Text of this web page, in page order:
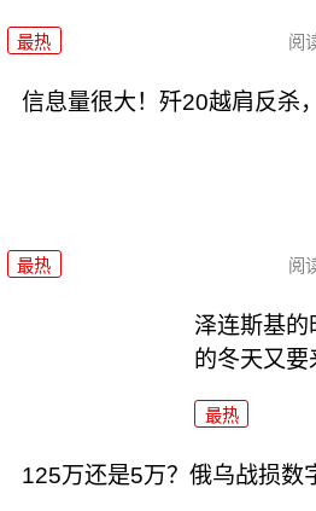
最热 阅
信息量很大！歼20越肩反杀
最热 阅
泽连斯基的
的冬天又要
最热
125万还是5万？俄乌战损数